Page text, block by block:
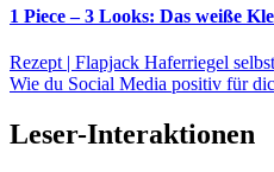
1 Piece – 3 Looks: Das weiße
Rezept | Flapjack Haferriegel
Wie du Social Media positiv für
Leser-Interaktionen